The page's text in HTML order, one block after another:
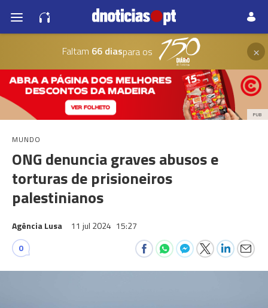
Faltam 66 diaspara os ×
PUB
MUNDO
ONG denuncia graves abusos e
torturas de prisioneiros
palestinianos
Agência Lusa 11 jul 2024 15:27
0